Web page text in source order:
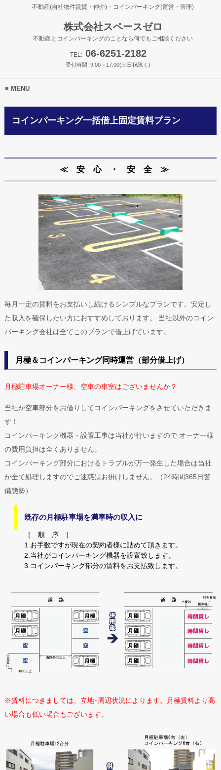
不動産(自社物件賃貸・仲介)・コインパーキング(運営・管理)
株式会社スペースゼロ
不動産とコインパーキングのことなら何でもご相談ください
TEL:06-6251-2182
受付時間: 9:00～17:00(土日祝除く)
MENU
コインパーキング一括借上固定賃料プラン
≪ 安 心 ・ 安 全 ≫
毎月一定の賃料をお支払いし続けるシンプルなプランです。安定し
た収入を確保したい方におすすめしております。 当社以外のコイン
パーキング会社は全てこのプランで借上げています。
月極＆コインパーキング同時運営（部分借上げ）
月極駐車場オーナー様、空車の車室はございませんか？
当社が空車部分をお借りしてコインパーキングをさせていただきま
す！
コインパーキング機器・設置工事は当社が行いますので オーナー様
の費用負担は全くありません。
コインパーキング部分におけるトラブルが万一発生した場合は当社
が全て処理しますのでご迷惑はお掛けしません。（24時間365日警
備態勢）
既存の月極駐車場を満車時の収入に
［ 順 序 ］
1.お手数ですが現在の契約者様に詰めて頂きます。
2.当社がコインパーキング機器を設置致します。
3.コインパーキング部分の賃料をお支払致します。
※賃料につきましては、立地･周辺状況によります。月極賃料より高
い場合も低い場合もございます。